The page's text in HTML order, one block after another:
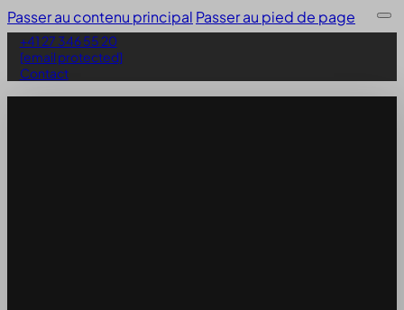
Passer au contenu principal Passer au pied de page
+41 27 346 55 20
[email protected]
Contact